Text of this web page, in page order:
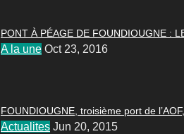
PONT À PÉAGE DE FOUNDIOUGNE :
A la une Oct 23, 2016
FOUNDIOUGNE, troisième port de
Actualites Jun 20, 2015